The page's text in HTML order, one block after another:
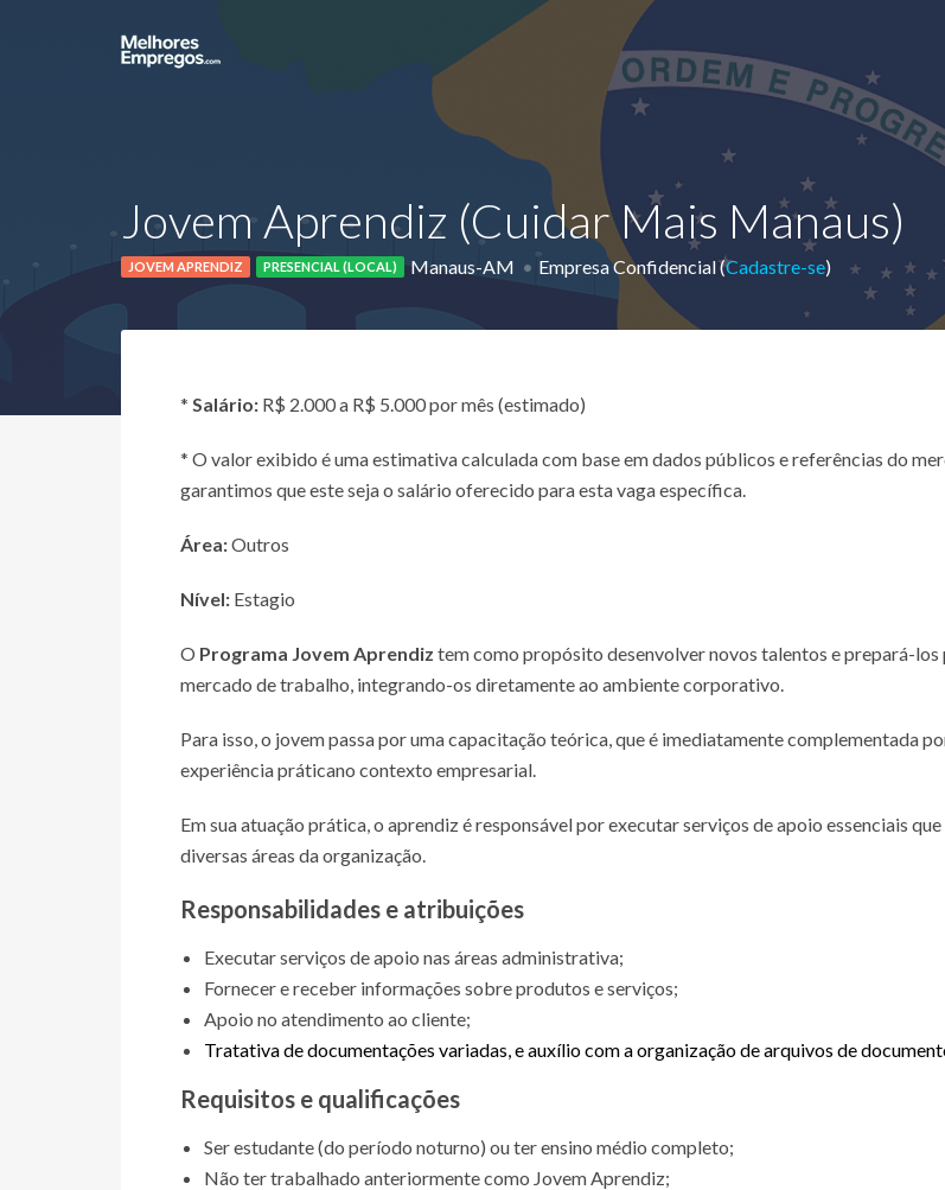
Jovem Aprendiz (Cuidar Mais Manaus)
JOVEM APRENDIZ PRESENCIAL (LOCAL) Manaus-AM Empresa Confidencial (Cadastre-se)
* Salário: R$ 2.000 a R$ 5.000 por mês (estimado)
* O valor exibido é uma estimativa calculada com base em dados públicos e referências do
garantimos que este seja o salário oferecido para esta vaga específica.
Área:Outros
Nível: Estagio
O Programa Jovem Aprendiz tem como propósito desenvolver novos talentos e prepará-los
mercado de trabalho, integrando-os diretamente ao ambiente corporativo.
Para isso, o jovem passa por uma capacitação teórica, que é imediatamente complementada
experiência práticano contexto empresarial.
Em sua atuação prática, o aprendiz é responsável por executar serviços de apoio essenciais
diversas áreas da organização.
Responsabilidades e atribuições
Executar serviços de apoio nas áreas administrativa;
Fornecer e receber informações sobre produtos e serviços;
Apoio no atendimento ao cliente;
Tratativa de documentações variadas, e auxílio com a organização de arquivos de
Requisitos e qualificações
Ser estudante (do período noturno) ou ter ensino médio completo;
Não ter trabalhado anteriormente como Jovem Aprendiz;